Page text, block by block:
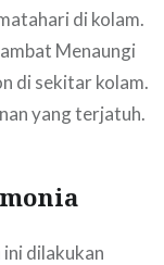
di kolam.
Menaungi
di sekitar kolam.
yang terjatuh.
dilakukan